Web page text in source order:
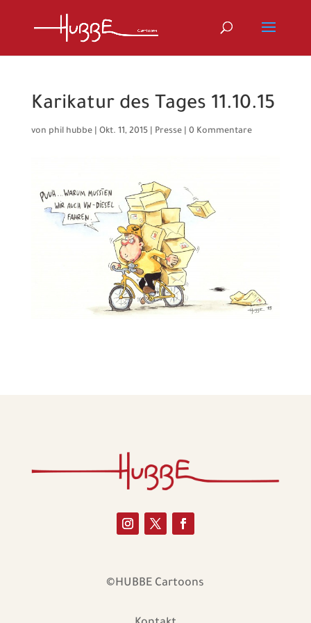
Karikatur des Tages 11.10.15
von phil hubbe| Okt. 11, 2015| Presse| 0 Kommentare
©HUBBE Cartoons